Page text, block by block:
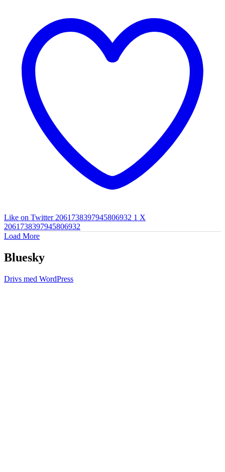
Like on Twitter 2061738397945806932 1 X
2061738397945806932
Load More
Bluesky
Drivs med WordPress